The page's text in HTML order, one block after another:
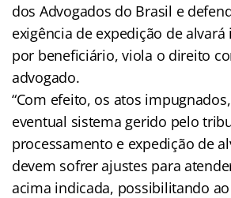
dos Advogados do Brasil e
exigência de expedição de
por beneficiário, viola o direito
advogado.
“Com efeito, os atos
eventual sistema gerido pelo
processamento e expedição de
devem sofrer ajustes para
acima indicada, possibilitando